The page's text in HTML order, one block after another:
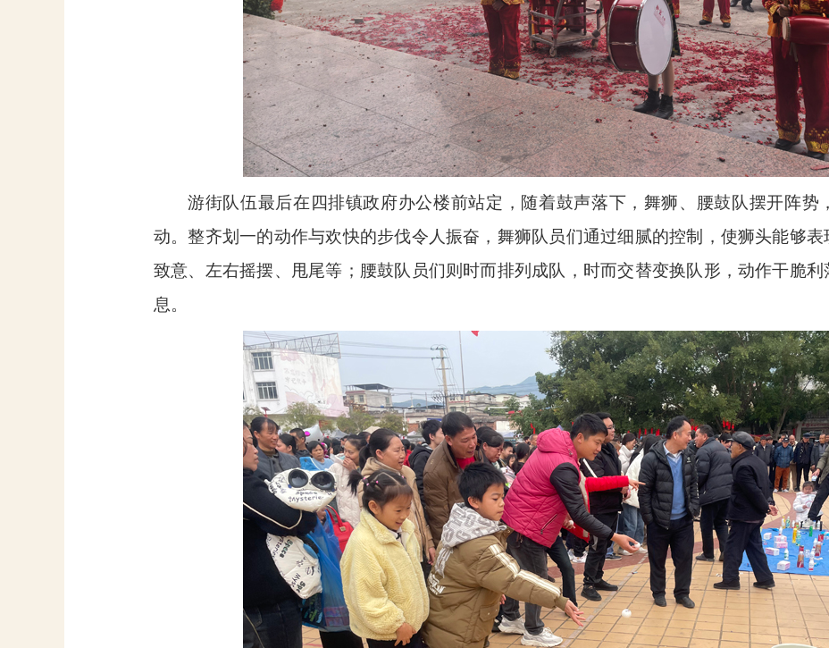
游街队伍最后在四排镇政府办公楼前站定，随着鼓声落下，舞狮、腰鼓队摆开阵势
动。整齐划一的动作与欢快的步伐令人振奋，舞狮队员们通过细腻的控制，使狮头能够
致意、左右摇摆、甩尾等；腰鼓队员们则时而排列成队，时而交替变换队形，动作干脆
息。